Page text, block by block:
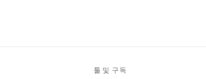
툴 및 구독